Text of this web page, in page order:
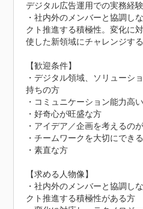
デジタル広告運用での実務経験
・社内外のメンバーと協調し
クト推進する積極性。変化に
使した新領域にチャレンジす
【歓迎条件】
・デジタル領域、ソリューシ
持ちの方
・コミュニケーション能力高
・好奇心が旺盛な方
・アイデア／企画を考えるの
・チームワークを大切にでき
・素直な方
【求める人物像】
・社内外のメンバーと協調し
クト推進する積極性がある方